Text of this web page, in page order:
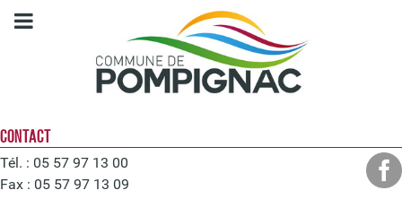
CONTACT
Tél. : 05 57 97 13 00
Fax : 05 57 97 13 09